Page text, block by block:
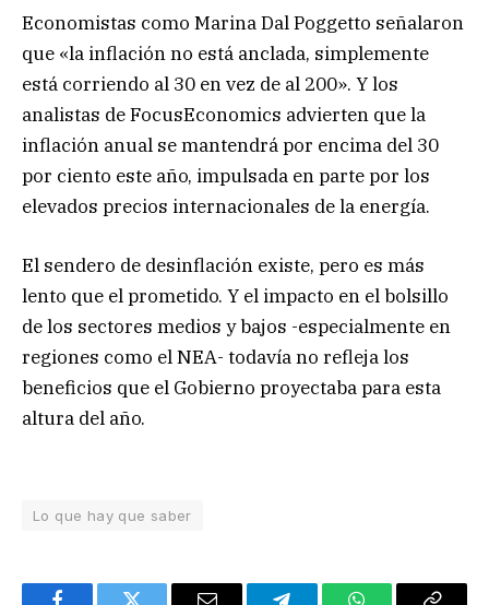
Economistas como Marina Dal Poggetto señalaron
que «la inflación no está anclada, simplemente
está corriendo al 30 en vez de al 200». Y los
analistas de FocusEconomics advierten que la
inflación anual se mantendrá por encima del 30
por ciento este año, impulsada en parte por los
elevados precios internacionales de la energía.
El sendero de desinflación existe, pero es más
lento que el prometido. Y el impacto en el bolsillo
de los sectores medios y bajos -especialmente en
regiones como el NEA- todavía no refleja los
beneficios que el Gobierno proyectaba para esta
altura del año.
Lo que hay que saber